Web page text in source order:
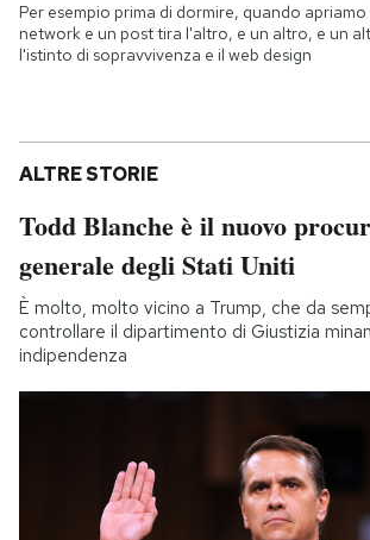
Per esempio prima di dormire, quando
network e un post tira l'altro, e un altro, e un
l'istinto di sopravvivenza e il web design
ALTRE STORIE
Todd Blanche è il nuovo
generale degli Stati Uniti
È molto, molto vicino a Trump, che da
controllare il dipartimento di Giustizia
indipendenza